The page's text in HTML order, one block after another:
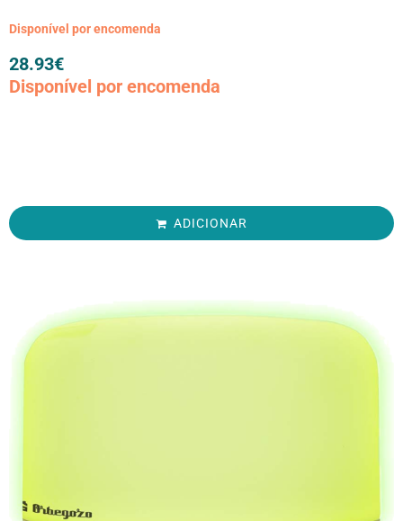
Disponível por encomenda
28.93€
Disponível por encomenda
ADICIONAR